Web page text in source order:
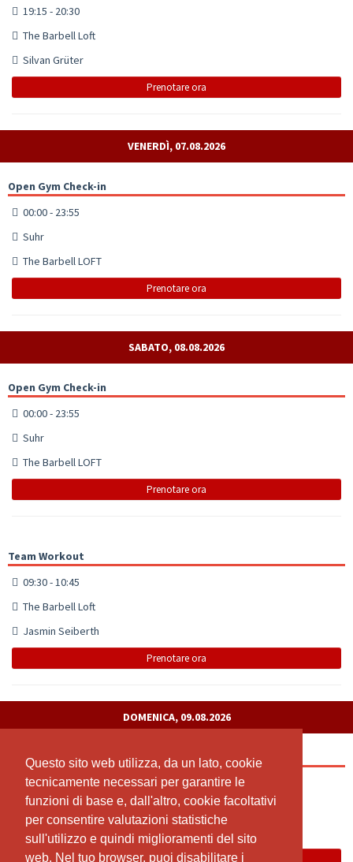
Questo sito web utilizza, da un lato, cookie
tecnicamente necessari per garantire le
funzioni di base e, dall'altro, cookie facoltativi
per consentire valutazioni statistiche
sull'utilizzo e quindi miglioramenti del sito
web. Nel tuo browser, puoi disabilitare i
Questo sito web utilizza, da un lato, cookie
tecnicamente necessari per garantire le
funzioni di base e, dall'altro, cookie facoltativi
per consentire valutazioni statistiche
sull'utilizzo e quindi miglioramenti del sito
web. Nel tuo browser, puoi disabilitare i
19:15 - 20:30
The Barbell Loft
Silvan Grüter
Prenotare ora
VENERDÌ, 07.08.2026
Open Gym Check-in
00:00 - 23:55
Suhr
The Barbell LOFT
Prenotare ora
SABATO, 08.08.2026
Open Gym Check-in
00:00 - 23:55
Suhr
The Barbell LOFT
Prenotare ora
Team Workout
09:30 - 10:45
The Barbell Loft
Jasmin Seiberth
Prenotare ora
DOMENICA, 09.08.2026
Open Gym Check-in
00:00 - 23:55
Suhr
The Barbell LOFT
Prenotare ora